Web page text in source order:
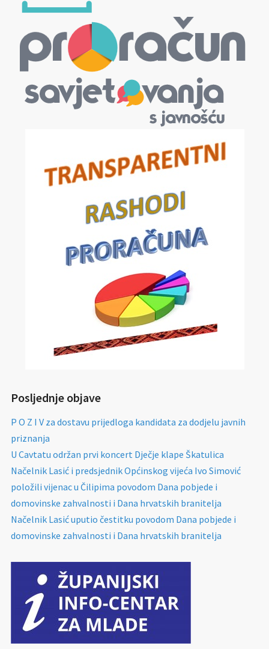
Posljednje objave
P O Z I V za dostavu prijedloga kandidata za dodjelu javnih
priznanja
U Cavtatu održan prvi koncert Dječje klape Škatulica
Načelnik Lasić i predsjednik Općinskog vijeća Ivo Simović
položili vijenac u Čilipima povodom Dana pobjede i
domovinske zahvalnosti i Dana hrvatskih branitelja
Načelnik Lasić uputio čestitku povodom Dana pobjede i
domovinske zahvalnosti i Dana hrvatskih branitelja